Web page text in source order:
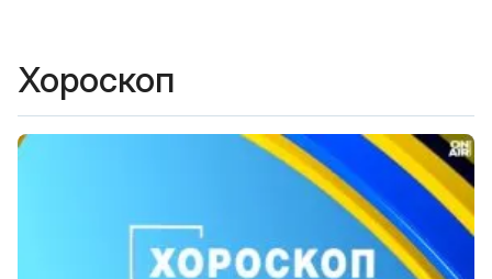
Хороскоп